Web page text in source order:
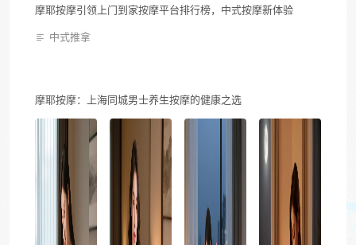
摩耶按摩引领上门到家按摩平台排行榜，中式按摩新体验
中式推拿
摩耶按摩：上海同城男士养生按摩的健康之选